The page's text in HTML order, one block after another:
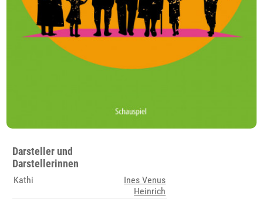
Darsteller und
Darstellerinnen
Kathi
Ines Venus
Heinrich